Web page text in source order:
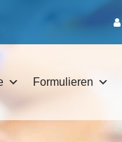
Formulieren